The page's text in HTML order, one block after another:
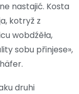
nastajić. Kosta
kotryž z
wobdźěła,
sobu přinjese»,
druhi